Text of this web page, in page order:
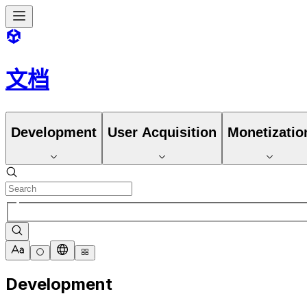
文档
Development User Acquisition
Development